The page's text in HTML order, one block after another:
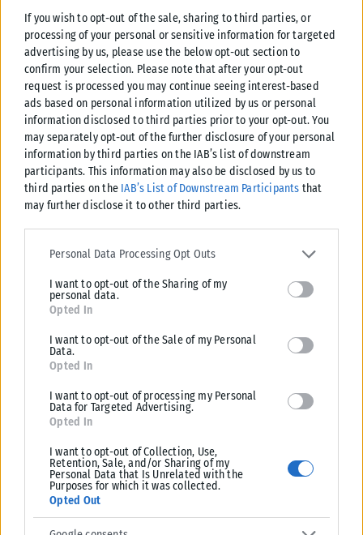
If you wish to opt-out of the sale, sharing to third parties, or
processing of your personal or sensitive information for targeted
advertising by us, please use the below opt-out section to
confirm your selection. Please note that after your opt-out
request is processed you may continue seeing interest-based
ads based on personal information utilized by us or personal
information disclosed to third parties prior to your opt-out. You
may separately opt-out of the further disclosure of your personal
information by third parties on the IAB’s list of downstream
participants. This information may also be disclosed by us to
third parties on the IAB’s List of Downstream Participants that
may further disclose it to other third parties.
Please note that this website/app uses one or more Google
services and may gather and store information including but not
deny consent to Google and its third-party tags to use your data
for below specified purposes in below Google consent section.
Personal Data Processing Opt Outs
I want to opt-out of the Sharing of my
personal data.
Opted In
I want to opt-out of the Sale of my Personal
Data.
Opted In
I want to opt-out of processing my Personal
Data for Targeted Advertising.
Opted In
I want to opt-out of Collection, Use,
Retention, Sale, and/or Sharing of my
Personal Data that Is Unrelated with the
Purposes for which it was collected.
Opted Out
Το Σαββατοκύριακο 8 και 9 Αυγούστου φέρνει μια πολύ όμορφη αλλαγή
στη διάθεση και τους ρυθμούς μας Το Σάββατο 8...
ΑΝΑΡΤΉΘΗΚΕ ΑΠΌΕΛΕΆΝΑ ΖΑΜΠΆΡΑ 08/08/2026